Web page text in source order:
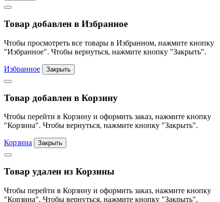
Товар добавлен в Избранное
Чтобы просмотреть все товары в Избранном, нажмите кнопку
"Избранное". Чтобы вернуться, нажмите кнопку "Закрыть".
Избранное Закрыть
Товар добавлен в Корзину
Чтобы перейти в Корзину и оформить заказ, нажмите кнопку
"Корзина". Чтобы вернуться, нажмите кнопку "Закрыть".
Корзина Закрыть
Товар удален из Корзины
Чтобы перейти в Корзину и оформить заказ, нажмите кнопку
"Корзина". Чтобы вернуться, нажмите кнопку "Закрыть".